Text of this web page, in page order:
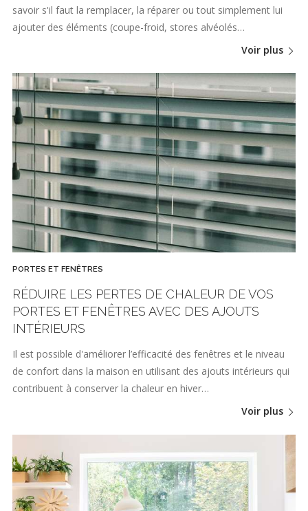
savoir s'il faut la remplacer, la réparer ou tout simplement lui
ajouter des éléments (coupe-froid, stores alvéolés…
Voir plus
PORTES ET FENÊTRES
RÉDUIRE LES PERTES DE CHALEUR DE VOS
PORTES ET FENÊTRES AVEC DES AJOUTS
INTÉRIEURS
Il est possible d'améliorer l’efficacité des fenêtres et le niveau
de confort dans la maison en utilisant des ajouts intérieurs qui
contribuent à conserver la chaleur en hiver…
Voir plus